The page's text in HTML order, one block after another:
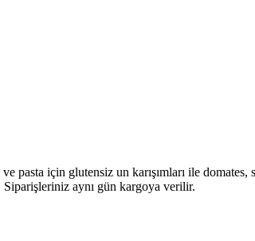
pasta için glutensiz un karışımları ile
aynı gün kargoya verilir.